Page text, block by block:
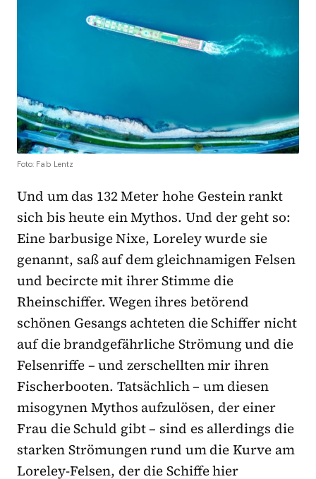
Foto: Fab Lentz
Und um das 132 Meter hohe Gestein rankt
sich bis heute ein Mythos. Und der geht so:
Eine barbusige Nixe, Loreley wurde sie
genannt, saß auf dem gleichnamigen Felsen
und becircte mit ihrer Stimme die
Rheinschiffer. Wegen ihres betörend
schönen Gesangs achteten die Schiffer nicht
auf die brandgefährliche Strömung und die
Felsenriffe – und zerschellten mir ihren
Fischerbooten. Tatsächlich – um diesen
misogynen Mythos aufzulösen, der einer
Frau die Schuld gibt – sind es allerdings die
starken Strömungen rund um die Kurve am
Loreley-Felsen, der die Schiffe hier